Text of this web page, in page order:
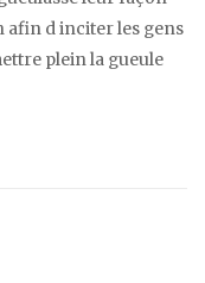
afin d inciter les gens
plein la gueule